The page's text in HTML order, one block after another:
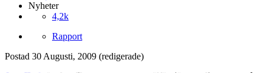
Nyheter
4,2k
Rapport
Postad 30 Augusti, 2009 (redigerade)